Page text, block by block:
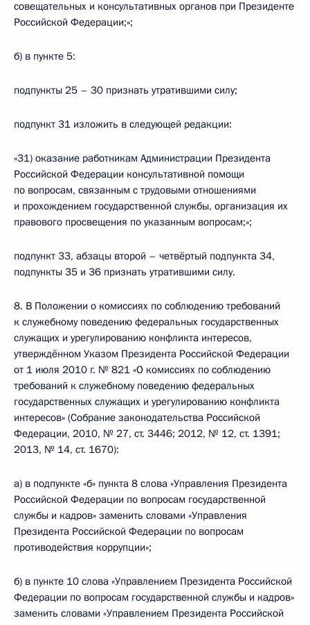
совещательных и консультативных органов при Президенте
Российской Федерации;»;
б) в пункте 5:
подпункты 25 – 30 признать утратившими силу;
подпункт 31 изложить в следующей редакции:
«31) оказание работникам Администрации Президента
Российской Федерации консультативной помощи
по вопросам, связанным с трудовыми отношениями
и прохождением государственной службы, организация их
правового просвещения по указанным вопросам;»;
подпункт 33, абзацы второй – четвёртый подпункта 34,
подпункты 35 и 36 признать утратившими силу.
8. В Положении о комиссиях по соблюдению требований
к служебному поведению федеральных государственных
служащих и урегулированию конфликта интересов,
утверждённом Указом Президента Российской Федерации
от 1 июля 2010 г. № 821 «О комиссиях по соблюдению
требований к служебному поведению федеральных
государственных служащих и урегулированию конфликта
интересов» (Собрание законодательства Российской
Федерации, 2010, № 27, ст. 3446; 2012, № 12, ст. 1391;
2013, № 14, ст. 1670):
а) в подпункте «б» пункта 8 слова «Управления Президента
Российской Федерации по вопросам государственной
службы и кадров» заменить словами «Управления
Президента Российской Федерации по вопросам
противодействия коррупции»;
б) в пункте 10 слова «Управлением Президента Российской
Федерации по вопросам государственной службы и кадров»
заменить словами «Управлением Президента Российской